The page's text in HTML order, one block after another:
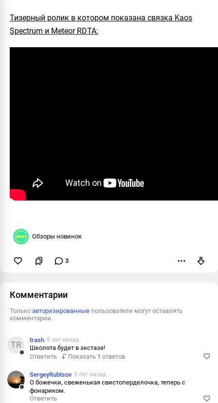
Тизерный ролик в котором показана связка Kaos
Spectrum и Meteor RDTA:
Обзоры новинок
3
Комментарии
Только авторизированные пользователи могут оставлять
комментарии.
TR trash 9 лет назад
Школота будет в экстазе!
Ответить
Показать 1 ответов
SergeyRubtsov 9 лет назад
О божечки, свеженькая свистоперделочка, теперь с
фонариком.
Ответить
Ответить